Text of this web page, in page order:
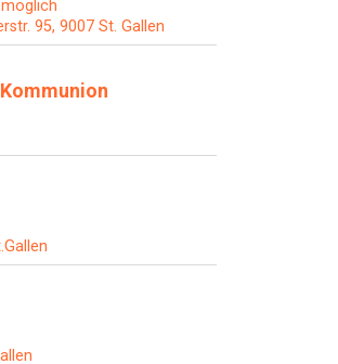
95, 9007 St. Gallen